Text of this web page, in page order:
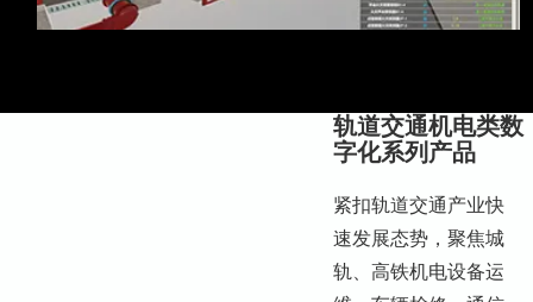
轨道交通机电类数
字化系列产品
紧扣轨道交通产业快
速发展态势，聚焦城
轨、高铁机电设备运